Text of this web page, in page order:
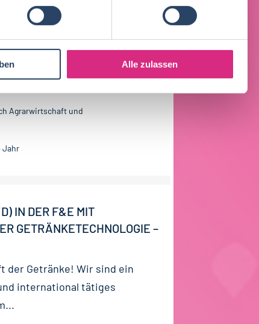
Alle zulassen
(ALL GENDERS WELCOME)
und
Professur...
Agrarwirtschaft und
Jahr
IN DER F&E MIT
GETRÄNKETECHNOLOGIE –
der Getränke! Wir sind ein
international tätiges